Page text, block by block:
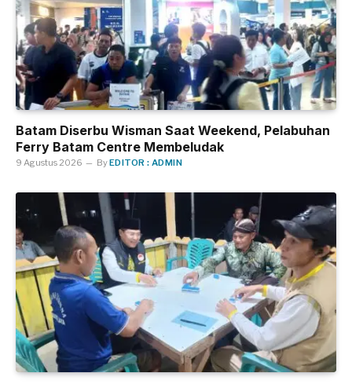
Batam Diserbu Wisman Saat Weekend, Pelabuhan
Ferry Batam Centre Membeludak
9 Agustus 2026 ByEDITOR : ADMIN